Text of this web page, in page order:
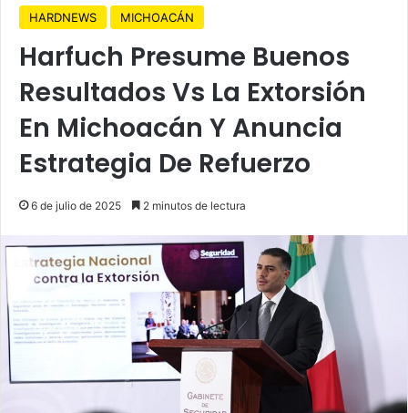
HARDNEWS MICHOACÁN
Harfuch Presume Buenos
Resultados Vs La Extorsión
En Michoacán Y Anuncia
Estrategia De Refuerzo
6 de julio de 2025 2 minutos de lectura